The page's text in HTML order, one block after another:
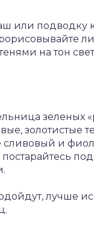
или подводку
на тон
зеленых
золотистые
сливовый и
лучше